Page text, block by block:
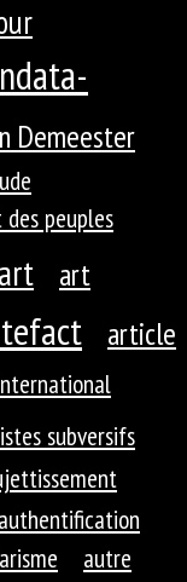
Demeester
peuples
art
art
article
subversifs
authentification
autre